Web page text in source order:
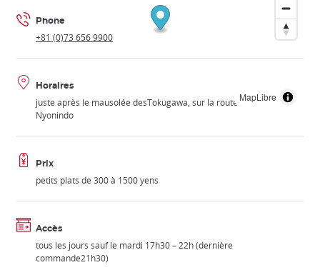
MapLibre
Phone
+81 (0)73 656 9900
Horaires
juste après le mausolée desTokugawa, sur la route menant au
Nyonindo
Prix
petits plats de 300 à 1500 yens
Accès
tous les jours sauf le mardi 17h30 – 22h (dernière
commande21h30)